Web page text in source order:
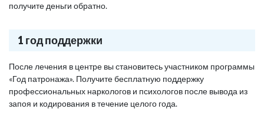
получите деньги обратно.
1 год поддержки
После лечения в центре вы становитесь участником программы
«Год патронажа». Получите бесплатную поддержку
профессиональных наркологов и психологов после вывода из
запоя и кодирования в течение целого года.